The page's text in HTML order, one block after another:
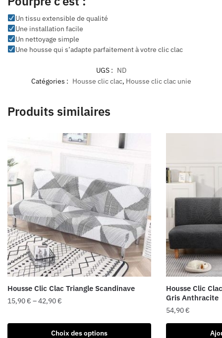
Un tissu extensible de qualité
Une installation facile
Un nettoyage simple
Une housse qui s’adapte parfaitement à votre clic clac
UGS : ND
Catégories : Housse clic clac, Housse clic clac unie
Produits similaires
Housse Clic Clac Triangle Scandinave
15,90€ –42,90€
Choix des options
Housse Clic
Gris Anthracite
54,90€